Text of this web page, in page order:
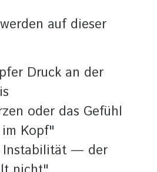
auf dieser
Druck an der
oder das Gefühl
Kopf"
Instabilität — der